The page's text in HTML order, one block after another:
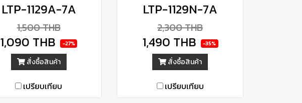
LTP-1129A-7A
1,500 THB
1,090 THB -27%
สั่งซื้อสินค้า
เปรียบเทียบ
LTP-1129N-7A
2,300 THB
1,490 THB -35%
สั่งซื้อสินค้า
เปรียบเทียบ